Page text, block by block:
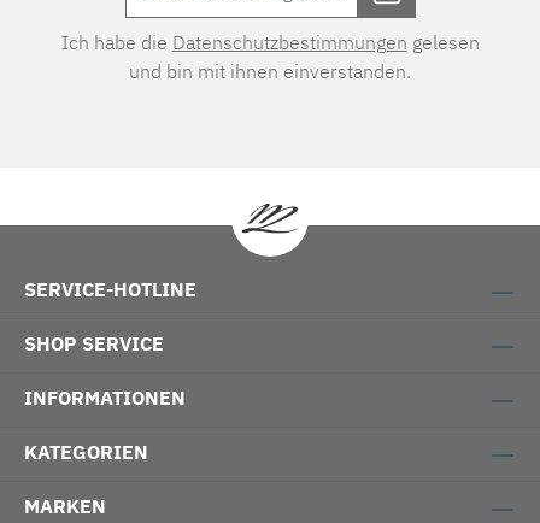
Ich habe die Datenschutzbestimmungen gelesen
und bin mit ihnen einverstanden.
SERVICE-HOTLINE
SHOP SERVICE
INFORMATIONEN
KATEGORIEN
MARKEN